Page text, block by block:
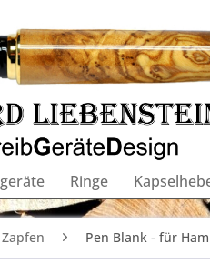
Ringe
Pen Blank - für